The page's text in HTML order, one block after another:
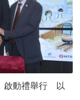
啟動禮舉行 以